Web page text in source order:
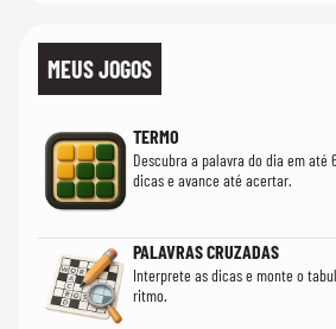
MEUS JOGOS
TERMO
Descubra a palavra do dia em até
dicas e avance até acertar.
PALAVRAS CRUZADAS
Interprete as dicas e monte o
ritmo.